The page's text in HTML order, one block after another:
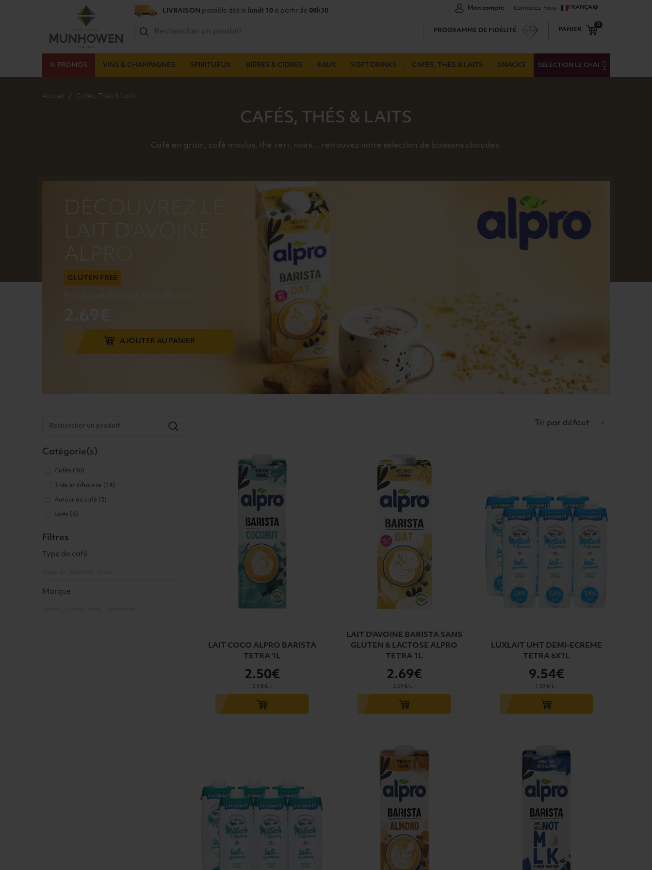
LIVRAISON possible dès le lundi 10 à partir de 08h30 Mon compte Contactez-nous FRANÇAIS
PROGRAMME DE FIDÉLITÉ PANIER
0
% PROMOS VINS & CHAMPAGNES SPIRITUEUX BIÈRES & CIDRES EAUX SOFT DRINKS CAFÉS, THÉS & LAITS SNACKS SÉLECTION LE CHAI
Accueil Cafés, Thés & Laits
CAFÉS, THÉS & LAITS
Café en grain, café moulus, thé vert, noirs… retrouvez notre sélection de boissons chaudes.
DÉCOUVREZ LE
LAIT D'AVOINE
ALPRO
GLUTEN FREE
AJOUTER AU PANIER
Catégorie(s)
Cafés (30)
Thés et infusions (14)
Autour du café (5)
Laits (8)
Filtres
Type de café
Marque
LAIT COCO ALPRO BARISTA
TETRA 1L
2.50€
2.5 €/L -
LAIT D’AVOINE BARISTA SANS
GLUTEN & LACTOSE ALPRO
TETRA 1L
2.69€
2.69 €/L -
LUXLAIT UHT DEMI-ECREME
TETRA 6X1L
9.54€
1.59 €/L -